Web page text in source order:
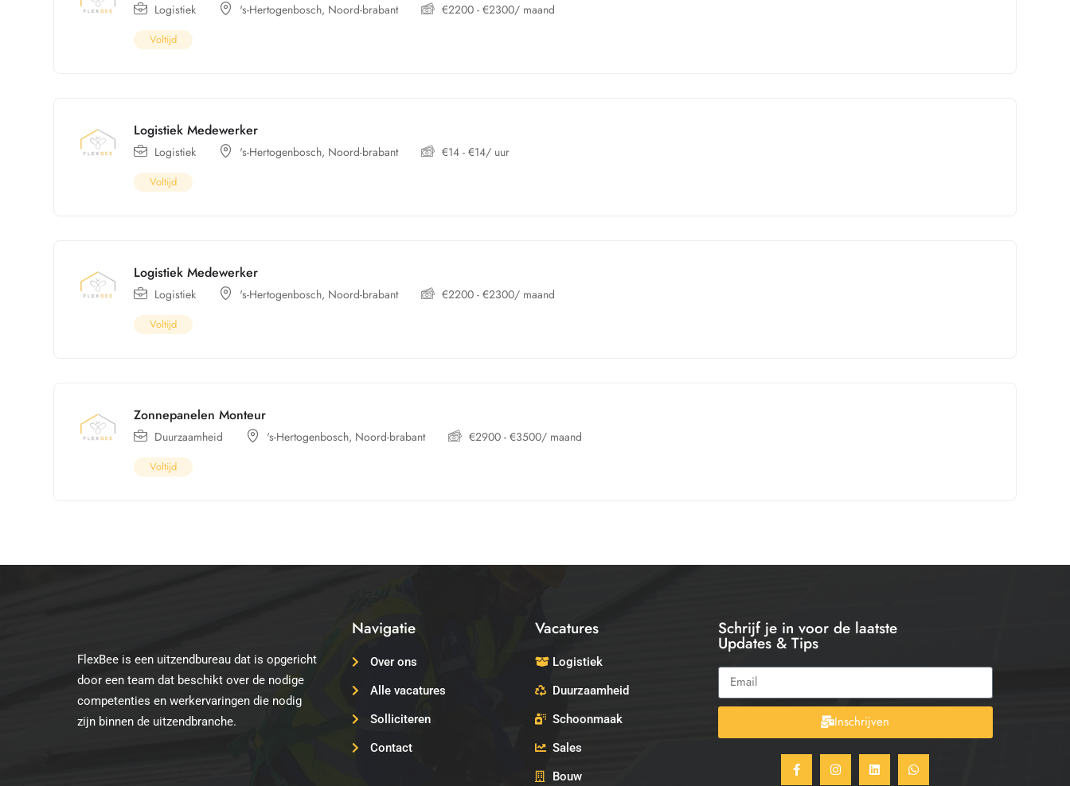
Logistiek 's-Hertogenbosch, Noord-brabant €2200 - €2300/ maand
Voltijd
Logistiek Medewerker
Logistiek 's-Hertogenbosch, Noord-brabant €14 - €14/ uur
Voltijd
Logistiek Medewerker
Logistiek 's-Hertogenbosch, Noord-brabant €2200 - €2300/ maand
Voltijd
Zonnepanelen Monteur
Duurzaamheid 's-Hertogenbosch, Noord-brabant €2900 - €3500/ maand
Voltijd
FlexBee is een uitzendbureau dat is opgericht
door een team dat beschikt over de nodige
competenties en werkervaringen die nodig
zijn binnen de uitzendbranche.
Navigatie
Over ons
Alle vacatures
Solliciteren
Contact
Vacatures
Logistiek
Duurzaamheid
Schoonmaak
Sales
Bouw
Schrijf je in voor de laatste
Updates & Tips
Inschrijven